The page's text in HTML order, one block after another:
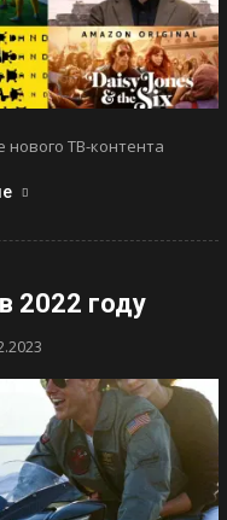
ТВ-контента
2022 году